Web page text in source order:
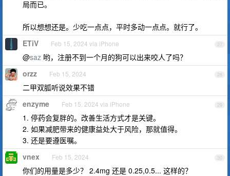
局而已。
所以想想还是。少吃一点点，平时多动一点点。就行了。
27
ETiV Feb 15, 2024 via iPhone
@saz 哟，注册不到一个月的狗可以出来咬人了吗？
28
orzz Feb 15, 2024
二甲双胍听说效果不错
29
enzyme Feb 15, 2024 via iPhone
1. 停药会复胖的。改善生活方式才是关键。
2. 如果减肥带来的健康益处大于风险，那就值得。
3. 还是要遵医嘱。
30
vnex Feb 15, 2024
你们的用量是多少？ 2.4mg 还是 0.25,0.5... 这样的？